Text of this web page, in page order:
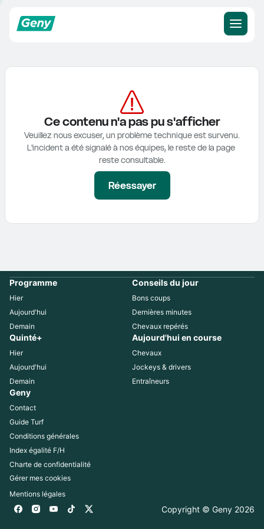
Ce contenu n'a pas pu s'afficher
Veuillez nous excuser, un problème technique est survenu.
L'incident a été signalé à nos équipes, le reste de la page
reste consultable.
Réessayer
Programme
Hier
Aujourd'hui
Demain
Conseils du jour
Bons coups
Dernières minutes
Chevaux repérés
Quinté+
Hier
Aujourd'hui
Demain
Aujourd'hui en course
Chevaux
Jockeys & drivers
Entraîneurs
Geny
Contact
Guide Turf
Conditions générales
Index égalité F/H
Charte de confidentialité
Gérer mes cookies
Mentions légales
Copyright © Geny 2026